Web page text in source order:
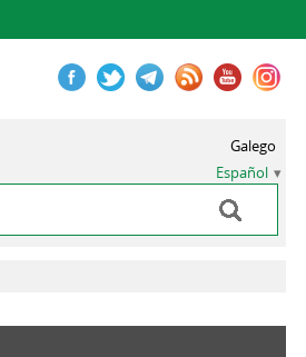
búsqueda
Galego
Español